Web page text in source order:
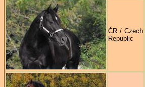
ČR / Czech
Republic